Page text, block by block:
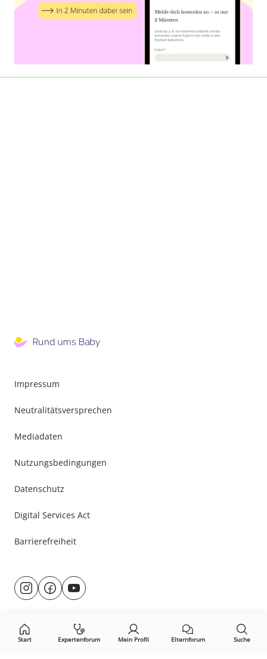
Start Expertenforum Mein Profil Elternforum Suche
Impressum
Neutralitätsversprechen
Mediadaten
Nutzungsbedingungen
Datenschutz
Digital Services Act
Barrierefreiheit
Besuche
uns@rund.ums.baby
facebook.com/rundumsbaby.de
youtube.com/@rundumsbaby_